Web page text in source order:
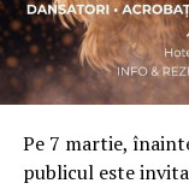
„Dacă nu eu,
Mihalca,
întrebare s-a
Cine a ales să
Pe 7 martie,
publicul este